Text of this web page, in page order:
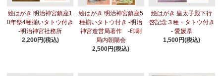
絵はがき 明治神宮鎮座1
0年祭4種揃いタトウ付き
-明治神宮社務所
2,200円(税込)
絵はがき 明治神宮鎮座5
種揃いタトウ付き -明治
神宮造営局著作 -印刷
局内朝陽会
2,500円(税込)
絵はがき 皇太子殿下行
啓記念３種・タトウ付き
- 愛媛県
1,500円(税込)